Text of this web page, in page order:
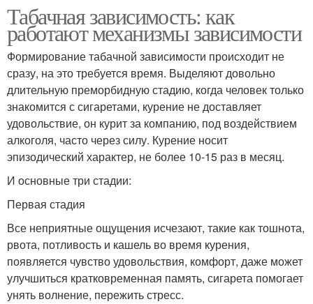
Табачная зависимость: как
работают механизмы зависимости
Формирование табачной зависимости происходит не
сразу, на это требуется время. Выделяют довольно
длительную преморбидную стадию, когда человек только
знакомится с сигаретами, курение не доставляет
удовольствие, он курит за компанию, под воздействием
алкоголя, часто через силу. Курение носит
эпизодический характер, не более 10-15 раз в месяц.
И основные три стадии:
Первая стадия
Все неприятные ощущения исчезают, такие как тошнота,
рвота, потливость и кашель во время курения,
появляется чувство удовольствия, комфорт, даже может
улучшиться кратковременная память, сигарета помогает
унять волнение, пережить стресс.